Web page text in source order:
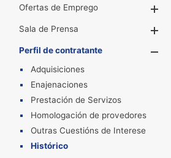
Ofertas de Emprego
Sala de Prensa
Perfil de contratante
Adquisiciones
Enajenaciones
Prestación de Servizos
Homologación de provedores
Outras Cuestións de Interese
Histórico